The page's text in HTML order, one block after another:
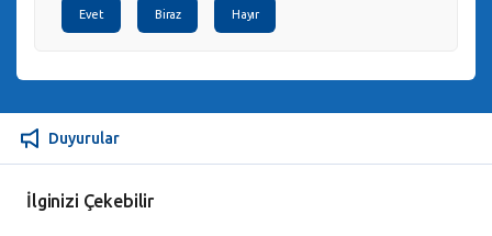
Evet Biraz Hayır
Duyurular
İlginizi Çekebilir